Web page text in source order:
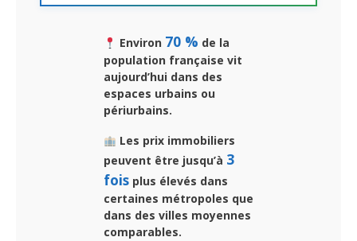
Environ 70 % de la
population française vit
aujourd’hui dans des
espaces urbains ou
périurbains.
Les prix immobiliers
peuvent être jusqu’à 3
fois plus élevés dans
certaines métropoles que
dans des villes moyennes
comparables.